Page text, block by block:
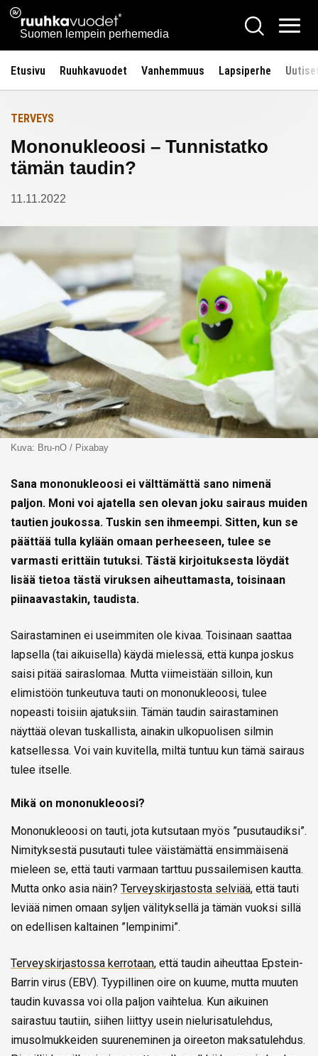
Siirry
sisältöön
Ruuhkavuodet.fi
Suomen lempein perhemedia
Hae
Etusivu Ruuhkavuodet Vanhemmuus Lapsiperhe
Etusivulle
TERVEYS
Mononukleoosi – Tunnistatko
tämän taudin?
11.11.2022
Kuva: Bru-nO / Pixabay
Sana mononukleoosi ei välttämättä sano nimenä
paljon. Moni voi ajatella sen olevan joku sairaus muiden
tautien joukossa. Tuskin sen ihmeempi. Sitten, kun se
päättää tulla kylään omaan perheeseen, tulee se
varmasti erittäin tutuksi. Tästä kirjoituksesta löydät
lisää tietoa tästä viruksen aiheuttamasta, toisinaan
piinaavastakin, taudista.
Sairastaminen ei useimmiten ole kivaa. Toisinaan saattaa
lapsella (tai aikuisella) käydä mielessä, että kunpa joskus
saisi pitää sairaslomaa. Mutta viimeistään silloin, kun
elimistöön tunkeutuva tauti on mononukleoosi, tulee
nopeasti toisiin ajatuksiin. Tämän taudin sairastaminen
näyttää olevan tuskallista, ainakin ulkopuolisen silmin
katsellessa. Voi vain kuvitella, miltä tuntuu kun tämä sairaus
tulee itselle.
Mikä on mononukleoosi?
Mononukleoosi on tauti, jota kutsutaan myös ”pusutaudiksi”.
Nimityksestä pusutauti tulee väistämättä ensimmäisenä
mieleen se, että tauti varmaan tarttuu pussailemisen kautta.
Mutta onko asia näin? Terveyskirjastosta selviää, että tauti
leviää nimen omaan syljen välityksellä ja tämän vuoksi sillä
on edellisen kaltainen ”lempinimi”.
Terveyskirjastossa kerrotaan, että taudin aiheuttaa Epstein-
Barrin virus (EBV). Tyypillinen oire on kuume, mutta muuten
taudin kuvassa voi olla paljon vaihtelua. Kun aikuinen
sairastuu tautiin, siihen liittyy usein nielurisatulehdus,
imusolmukkeiden suureneminen ja oireeton maksatulehdus.